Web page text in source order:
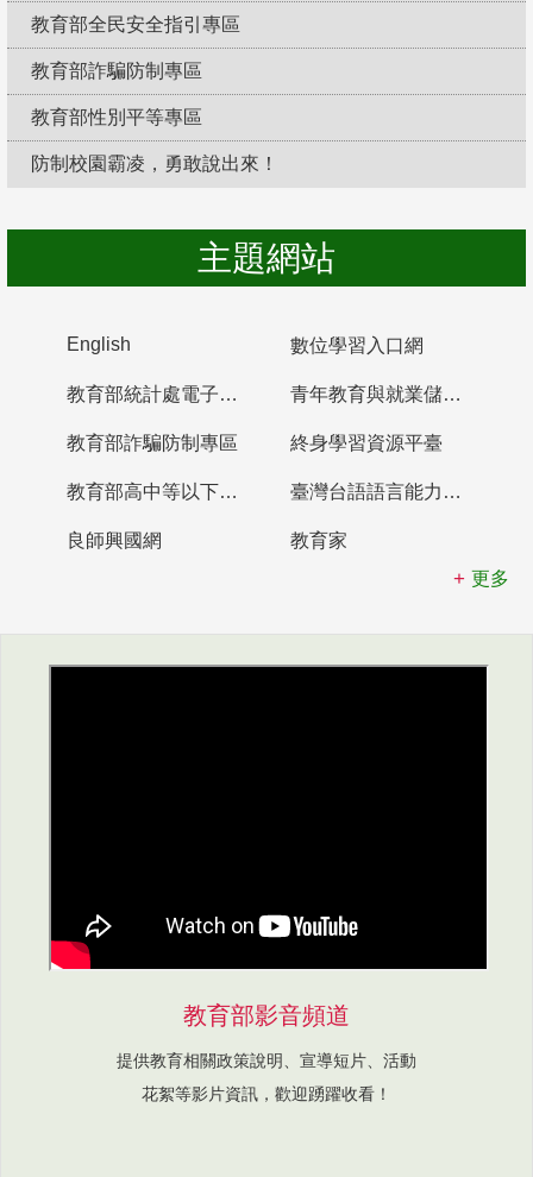
教育部全民安全指引專區
教育部詐騙防制專區
教育部性別平等專區
防制校園霸凌，勇敢說出來！
主題網站
English 數位學習入口網
教育部統計處電子書櫃 青年教育與就業儲蓄帳戶
教育部詐騙防制專區 終身學習資源平臺
教育部高中等以下學校及幼兒園教師資格檢定考試 臺灣台語語言能力認證網站
良師興國網
教育家
更多
教育部影音頻道
提供教育相關政策說明、宣導短片、活動
花絮等影片資訊，歡迎踴躍收看！